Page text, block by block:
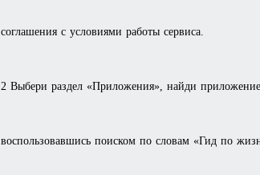
соглашения с условиями работы сервиса.
2 Выбери раздел «Приложения», найди приложение,
воспользовавшись поиском по словам «Гид по